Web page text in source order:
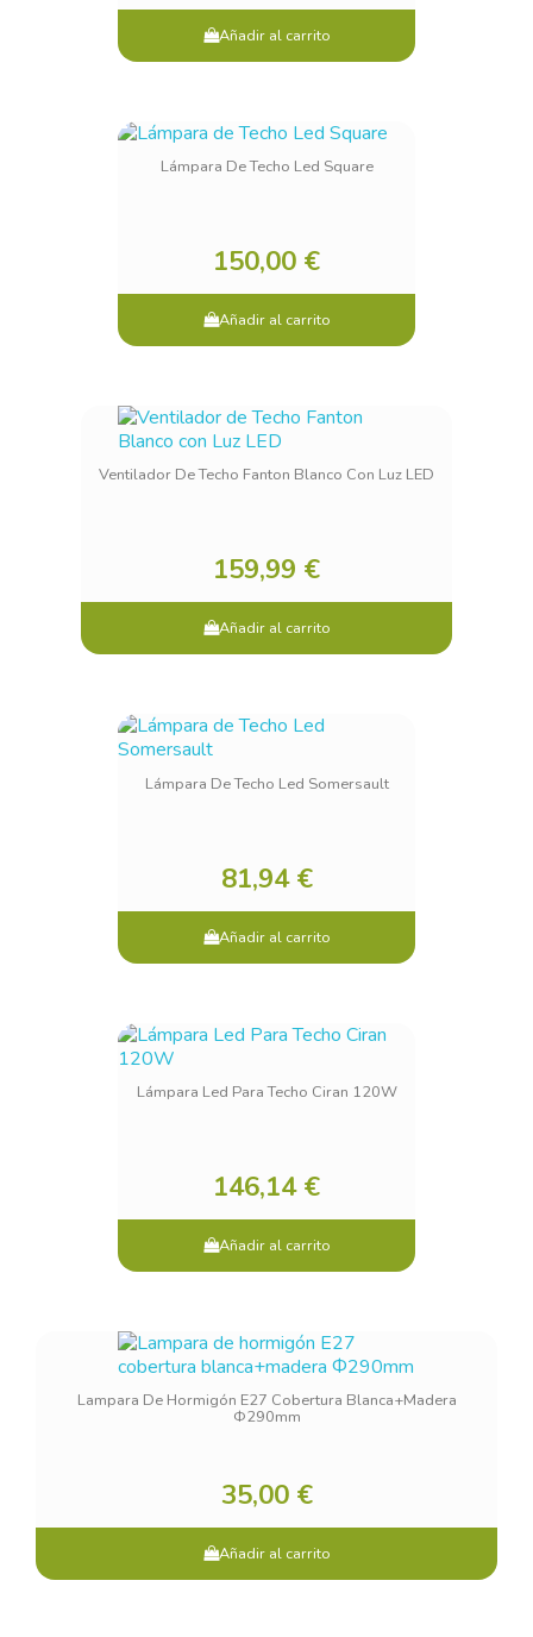
Añadir al carrito
Lámpara De Techo Led Square
150,00 €
Añadir al carrito
Ventilador De Techo Fanton Blanco Con Luz LED
159,99 €
Añadir al carrito
Lámpara De Techo Led Somersault
81,94 €
Añadir al carrito
Lámpara Led Para Techo Ciran 120W
146,14 €
Añadir al carrito
Lampara De Hormigón E27 Cobertura Blanca+madera
Ф290mm
35,00 €
Añadir al carrito